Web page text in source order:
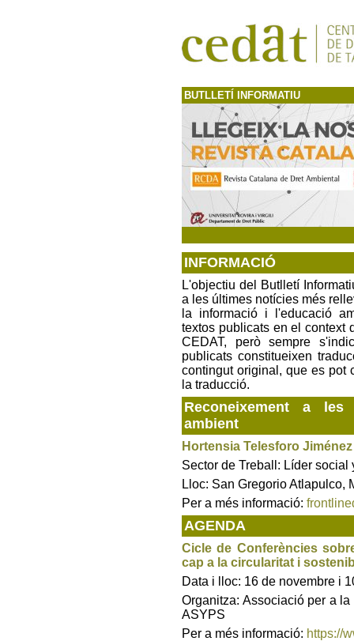
BUTLLETÍ INFORMATIU
INFORMACIÓ
L'objectiu del Butlletí
a les últimes notícies més
la informació i l'educació
textos publicats en el context
CEDAT, però sempre
publicats constitueixen
contingut original, que es pot
la traducció.
Reconeixement a
ambient
Hortensia Telesforo Jiménez
Sector de Treball: Líder
Lloc: San Gregorio Atlapulco,
Per a més informació:
AGENDA
Cicle de Conferències
cap a la circularitat i
Data i lloc: 16 de novembre i
Organitza: Associació per a
ASYPS
Per a més informació: https://